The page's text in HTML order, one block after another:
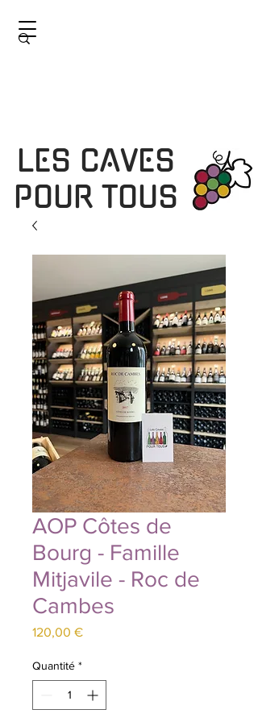
LES CAVES
POUR TOUS
AOP Côtes de
Bourg - Famille
Mitjavile - Roc de
Cambes
120,00 €Prix
Quantité *